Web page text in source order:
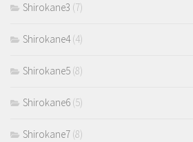
Shirokane3 (7)
Shirokane4(4)
Shirokane5 (8)
Shirokane6 (5)
Shirokane7 (8)